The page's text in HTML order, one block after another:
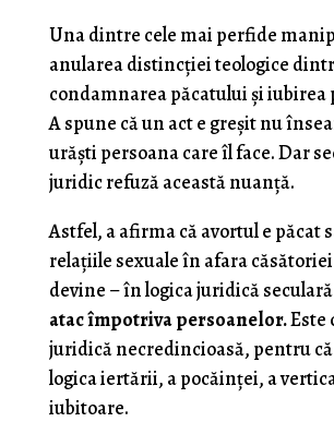
Una dintre cele mai perfide
anularea distincției teologice
condamnarea păcatului și iubirea
A spune că un act e greșit nu
urăști persoana care îl face. Dar
juridic refuză această nuanță.
Astfel, a afirma că avortul e păcat
relațiile sexuale în afara
devine – în logica juridică
atac împotriva persoanelor.Este
juridică necredincioasă, pentru
logica iertării, a pocăinței, a
iubitoare.